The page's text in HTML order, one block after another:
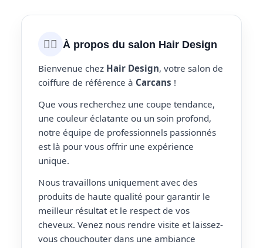
💇‍♀️ À propos du salon Hair Design
Bienvenue chez Hair Design, votre salon de
coiffure de référence à Carcans !
Que vous recherchez une coupe tendance,
une couleur éclatante ou un soin profond,
notre équipe de professionnels passionnés
est là pour vous offrir une expérience
unique.
Nous travaillons uniquement avec des
produits de haute qualité pour garantir le
meilleur résultat et le respect de vos
cheveux. Venez nous rendre visite et laissez-
vous chouchouter dans une ambiance